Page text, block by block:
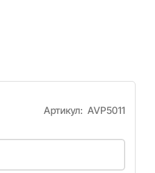
Артикул: AVP5011